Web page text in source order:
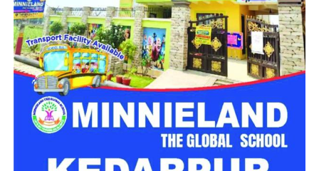
स्थिति को नियंत्रित करने के लिए पुलिस को काफी मशक्कत करनी पड़ी।
पुलिस की सुरक्षा व्यवस्था पर उठे सवाल
घटना के बाद पुलिस की सुरक्षा व्यवस्था और आरोपियों की अभिरक्षा को
लेकर भी सवाल उठने लगे हैं। ये चर्चा का विषय बन गया है कि पुलिस
हिरासत में होने के बावजूद आरोपी भागने की कोशिश कैसे कर पाए। इस पूरे
घटनाक्रम को लेकर पुलिस की ओर से कोई आधिकारिक बयान जारी नहीं
किया गया है। मामले में आगे की कार्रवाई और जांच जारी है।